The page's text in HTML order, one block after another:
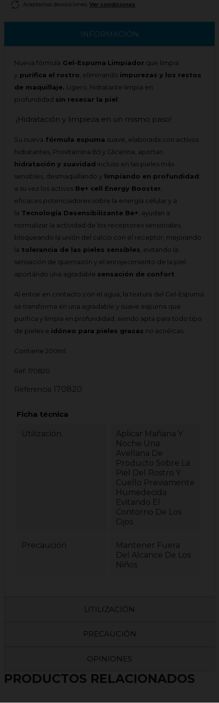
Aceptamos devoluciones. Ver condiciones
INFORMACIÓN
Nueva fórmula Gel-Espuma Limpiador que limpia
y purifica el rostro, eliminando impurezas y los restos
de maquillaje. Ligero, hidratante limpia en
profundidad sin resecar la piel.
¡Hidratación y limpieza en un mismo paso!
Su nueva fórmula espuma suave, elaborada con activos
hidratantes, Provitamina B5 y Glicerina, aportan
hidratación y suavidad incluso en las pieles más
sensibles, desmaquillando y limpiando en profundidad;
a su vez los activos Be+ cell Energy Booster,
eficaces potenciadores sobre la energía celular y a
la Tecnología Desensibilizante Be+, ayudan a
normalizar la actividad de los receptores sensoriales,
bloqueando la unión del calcio con el receptor, mejorando
la tolerancia de las pieles sensibles, evitando la
sensación de quemazón y el enrojecimiento de la piel
aportándo una agradable sensación de confort.
Al entrar en contacto con el agua, la textura del Gel-Espuma
se transforma en una agradable y suave espuma que
purifica y limpia en profundidad, siendo apta para todo tipo
de pieles e idóneo para pieles grasas no acnéicas.
Contiene 200ml.
Ref: 170820
Referencia 170820
Ficha técnica
Utilización
Aplicar Mañana Y
Noche Una
Avellana De
Producto Sobre La
Piel Del Rostro Y
Cuello Previamente
Humedecida
Evitando El
Contorno De Los
Ojos
Precaución
Mantener Fuera
Del Alcance De Los
Niños
UTILIZACIÓN
PRECAUCIÓN
OPINIONES
PRODUCTOS RELACIONADOS